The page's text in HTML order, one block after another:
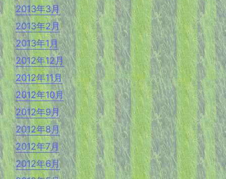
2013年3月
2013年2月
2013年1月
2012年12月
2012年11月
2012年10月
2012年9月
2012年8月
2012年7月
2012年6月